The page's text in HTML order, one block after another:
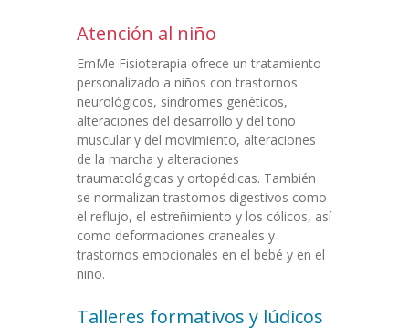
Atención al niño
EmMe Fisioterapia ofrece un tratamiento
personalizado a niños con trastornos
neurológicos, síndromes genéticos,
alteraciones del desarrollo y del tono
muscular y del movimiento, alteraciones
de la marcha y alteraciones
traumatológicas y ortopédicas. También
se normalizan trastornos digestivos como
el reflujo, el estreñimiento y los cólicos, así
como deformaciones craneales y
trastornos emocionales en el bebé y en el
niño.
Talleres formativos y lúdicos